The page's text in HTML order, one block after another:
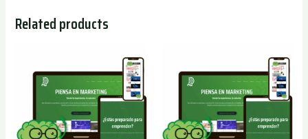
Related products